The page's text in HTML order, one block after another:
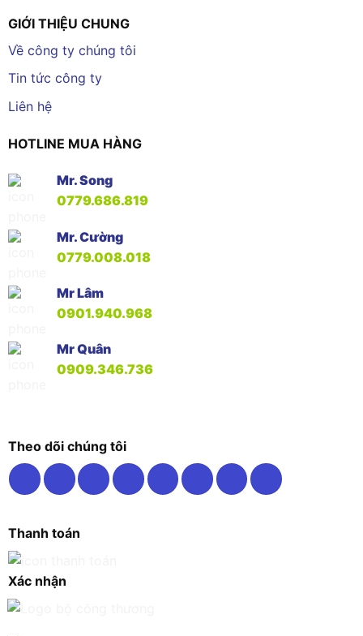
GIỚI THIỆU CHUNG
Về công ty chúng tôi
Tin tức công ty
Liên hệ
HOTLINE MUA HÀNG
Mr. Song
0779.686.819
Mr. Cường
0779.008.018
Mr Lâm
0901.940.968
Mr Quân
0909.346.736
Theo dõi chúng tôi
Thanh toán
Xác nhận